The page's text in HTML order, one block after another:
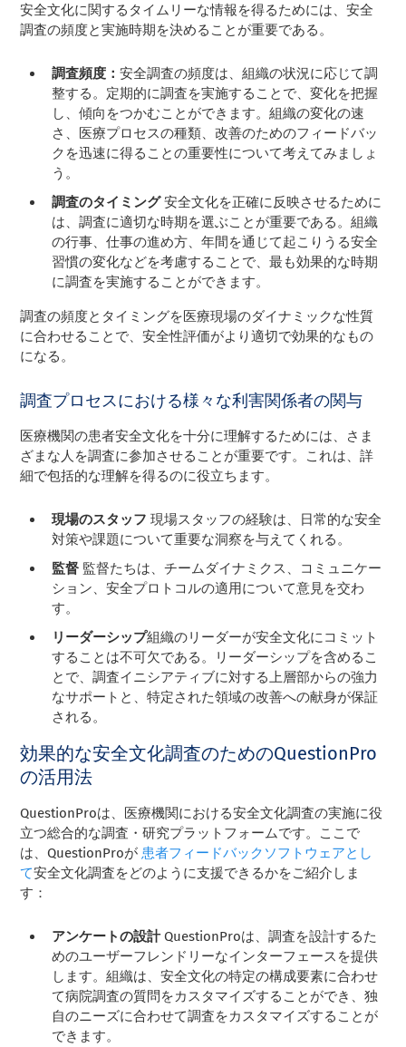
安全文化に関するタイムリーな情報を得るためには、安全
調査の頻度と実施時期を決めることが重要である。
調査頻度：安全調査の頻度は、組織の状況に応じて調
整する。定期的に調査を実施することで、変化を把握
し、傾向をつかむことができます。組織の変化の速
さ、医療プロセスの種類、改善のためのフィードバッ
クを迅速に得ることの重要性について考えてみましょ
う。
調査のタイミング安全文化を正確に反映させるために
は、調査に適切な時期を選ぶことが重要である。組織
の行事、仕事の進め方、年間を通じて起こりうる安全
習慣の変化などを考慮することで、最も効果的な時期
に調査を実施することができます。
調査の頻度とタイミングを医療現場のダイナミックな性質
に合わせることで、安全性評価がより適切で効果的なもの
になる。
調査プロセスにおける様々な利害関係者の関与
医療機関の患者安全文化を十分に理解するためには、さま
ざまな人を調査に参加させることが重要です。これは、詳
細で包括的な理解を得るのに役立ちます。
現場のスタッフ現場スタッフの経験は、日常的な安全
対策や課題について重要な洞察を与えてくれる。
監督 監督たちは、チームダイナミクス、コミュニケー
ション、安全プロトコルの適用について意見を交わ
す。
リーダーシップ組織のリーダーが安全文化にコミット
することは不可欠である。リーダーシップを含めるこ
とで、調査イニシアティブに対する上層部からの強力
なサポートと、特定された領域の改善への献身が保証
される。
効果的な安全文化調査のためのQuestionPro
の活用法
QuestionProは、医療機関における安全文化調査の実施に役
立つ総合的な調査・研究プラットフォームです。ここで
は、QuestionProが 患者フィードバックソフトウェアとし
て安全文化調査をどのように支援できるかをご紹介しま
す：
アンケートの設計QuestionProは、調査を設計するた
めのユーザーフレンドリーなインターフェースを提供
します。組織は、安全文化の特定の構成要素に合わせ
て病院調査の質問をカスタマイズすることができ、独
自のニーズに合わせて調査をカスタマイズすることが
できます。